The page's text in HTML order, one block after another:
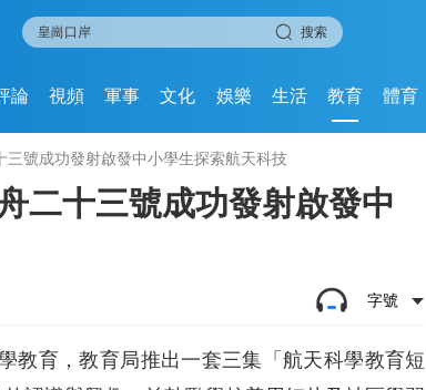
搜索
論 視頻 軍事 文化 娛樂 生活 教育 體育
號成功發射啟發中小學生探索航天科技
二十三號成功發射啟發中
字號
教育，教育局推出一套三集「航天科學教育短